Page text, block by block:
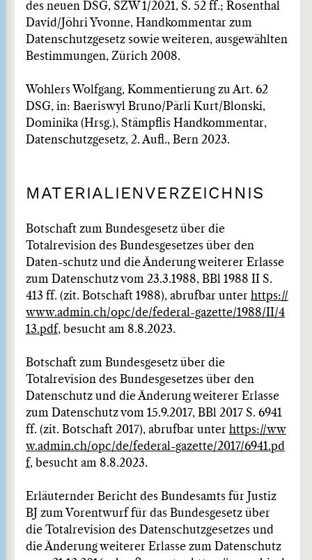
des neuen DSG, SZW 1/2021, S. 52 ff.; Rosenthal
David/Jöhri Yvonne, Handkommentar zum
Datenschutzgesetz sowie weiteren, ausgewählten
Bestimmungen, Zürich 2008.
Wohlers Wolfgang, Kommentierung zu Art. 62
DSG, in: Baeriswyl Bruno/Pärli Kurt/Blonski,
Dominika (Hrsg.), Stämpflis Handkommentar,
Datenschutzgesetz, 2. Aufl., Bern 2023.
MATERIALIENVERZEICHNIS
Botschaft zum Bundesgesetz über die
Totalrevision des Bundesgesetzes über den
Daten-schutz und die Änderung weiterer Erlasse
zum Datenschutz vom 23.3.1988, BBl 1988 II S.
413 ff. (zit. Botschaft 1988), abrufbar unter https://
www.admin.ch/opc/de/federal-gazette/1988/II/4
13.pdf, besucht am 8.8.2023.
Botschaft zum Bundesgesetz über die
Totalrevision des Bundesgesetzes über den
Datenschutz und die Änderung weiterer Erlasse
zum Datenschutz vom 15.9.2017, BBl 2017 S. 6941
ff. (zit. Botschaft 2017), abrufbar unter https://ww
w.admin.ch/opc/de/federal-gazette/2017/6941.pd
f, besucht am 8.8.2023.
Erläuternder Bericht des Bundesamts für Justiz
BJ zum Vorentwurf für das Bundesgesetz über
die Totalrevision des Datenschutzgesetzes und
die Änderung weiterer Erlasse zum Datenschutz